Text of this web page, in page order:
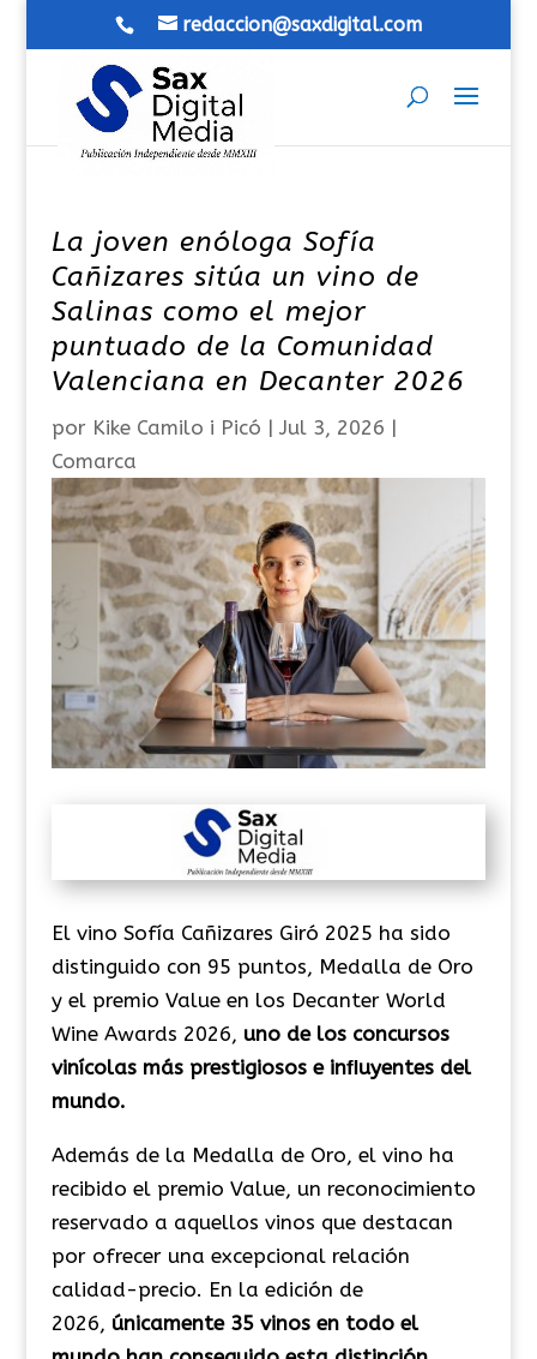
redaccion@saxdigital.com
La joven enóloga Sofía
Cañizares sitúa un vino de
Salinas como el mejor
puntuado de la Comunidad
Valenciana en Decanter 2026
por Kike Camilo i Picó | Jul 3, 2026 |
Comarca
El vino Sofía Cañizares Giró 2025 ha sido
distinguido con 95 puntos, Medalla de Oro
y el premio Value en los Decanter World
Wine Awards 2026, uno de los concursos
vinícolas más prestigiosos e inﬂuyentes del
mundo.
Además de la Medalla de Oro, el vino ha
recibido el premio Value, un reconocimiento
reservado a aquellos vinos que destacan
por ofrecer una excepcional relación
calidad-precio. En la edición de
2026, únicamente 35 vinos en todo el